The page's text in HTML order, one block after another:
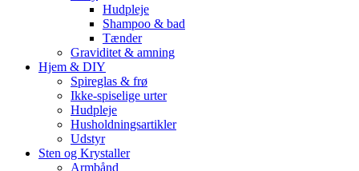
Hudpleje
Shampoo & bad
Tænder
Graviditet & amning
Hjem & DIY
Spireglas & frø
Ikke-spiselige urter
Hudpleje
Husholdningsartikler
Udstyr
Sten og Krystaller
Armbånd